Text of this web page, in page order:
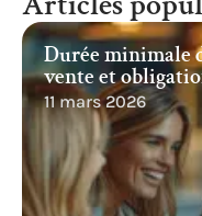
Durée minimale
vente et
11 mars 2026